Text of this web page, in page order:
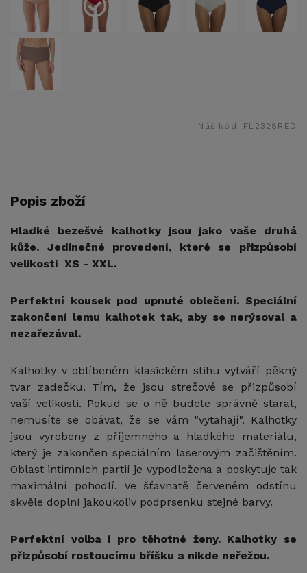
Náš kód: FL2328RED
Popis zboží
Hladké bezešvé kalhotky jsou jako vaše druhá
kůže. Jedinečné provedení, které se přizpůsobí
velikosti XS - XXL.
Perfektní kousek pod upnuté oblečení. Speciální
zakončení lemu kalhotek tak, aby se nerýsoval a
nezařezával.
Kalhotky v oblíbeném klasickém stihu vytváří pěkný
tvar zadečku. Tím, že jsou strečové se přizpůsobí
vaší velikosti. Pokud se o ně budete správně starat,
nemusíte se obávat, že se vám "vytahají". Kalhotky
jsou vyrobeny z příjemného a hladkého materiálu,
který je zakončen speciálním laserovým začištěním.
Oblast intimních partií je vypodložena a poskytuje tak
maximální pohodlí. Ve šťavnatě červeném odstínu
skvěle doplní jakoukoliv podprsenku stejné barvy.
Perfektní volba i pro těhotné ženy. Kalhotky se
přizpůsobí rostoucímu bříšku a nikde neřežou.